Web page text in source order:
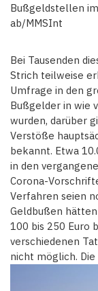
Bußgeldstellen
ab/MMSInt
Bei Tausenden
Strich teilweise
Umfrage in den
Bußgelder in wie
wurden, darüber
Verstöße
bekannt. Etwa
in den
Corona-
Verfahren seien
Geldbußen
100 bis 250 Euro
verschiedenen
nicht möglich.